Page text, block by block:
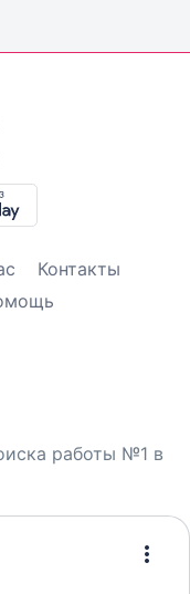
Контакты
работы №1 в